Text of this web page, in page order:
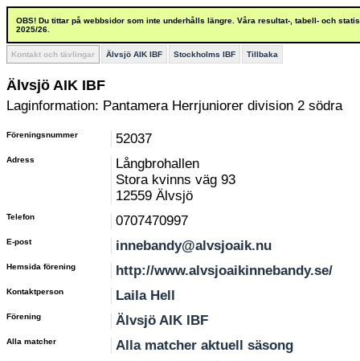
OBS! Du tittar på webbsidor som inte underhålls längre. Våra resultat-, tabell- och
2025/26.
Kontakt och tävlingar Älvsjö AIK IBF Stockholms IBF Tillbaka
Älvsjö AIK IBF
Laginformation: Pantamera Herrjuniorer division 2 södra
Föreningsnummer 52037
Adress
Långbrohallen
Stora kvinns väg 93
12559 Älvsjö
Telefon 0707470997
E-post innebandy@alvsjoaik.nu
Hemsida förening http://www.alvsjoaikinnebandy.se/
Kontaktperson Laila Hell
Förening Älvsjö AIK IBF
Alla matcher Alla matcher aktuell säsong